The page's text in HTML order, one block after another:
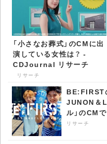
「小さなお葬式」のCMに出
演している女性は？ -
CDJournal リサーチ
リサーチ
BE:FIRST
JUNON＆
ル」のCM
リサーチ
リサーチ